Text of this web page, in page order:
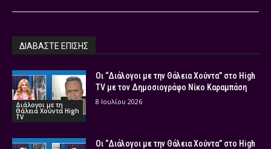
ΔΙΑΒΑΣΤΕ ΕΠΙΣΗΣ
Διάλογοι με τη
Θάλεια Χούντα High
TV
Οι “Διάλογοι με την Θάλεια Χούντα” στο High
TV με τον Δημοσιογράφο Νίκο Καραμπάση
8 Ιουλίου 2026
Οι “Διάλογοι με την Θάλεια Χούντα” στο High